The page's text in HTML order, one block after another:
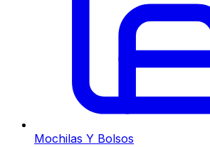
Mochilas Y Bolsos